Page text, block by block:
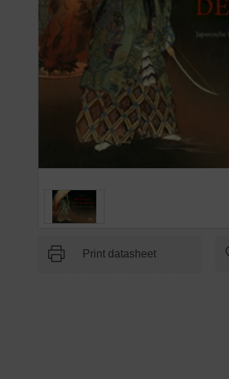
Print datasheet